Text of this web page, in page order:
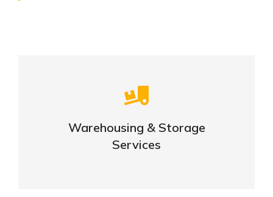
Warehousing & Storage
Services
Careful storage of your goods